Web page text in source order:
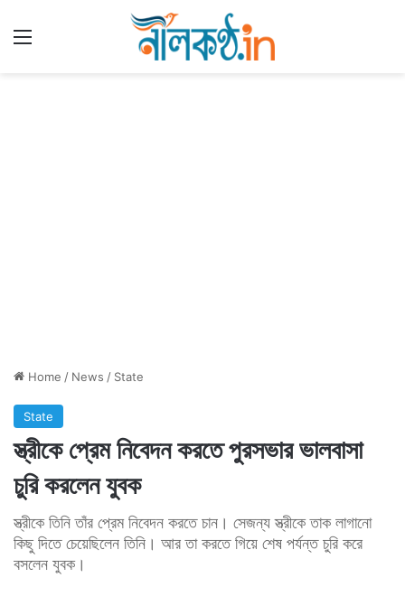
Home / News / State
State
স্ত্রীকে প্রেম নিবেদন করতে পুরসভার ভালবাসা
চুরি করলেন যুবক
স্ত্রীকে তিনি তাঁর প্রেম নিবেদন করতে চান। সেজন্য স্ত্রীকে তাক লাগানো
কিছু দিতে চেয়েছিলেন তিনি। আর তা করতে গিয়ে শেষ পর্যন্ত চুরি করে
বসলেন যুবক।